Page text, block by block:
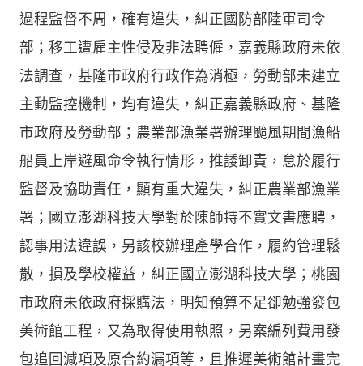
過程監督不周，確有違失，糾正國防部陸軍司令
部；移工遭雇主性侵及非法聘僱，嘉義縣政府未依
法調查，基隆市政府行政作為消極，勞動部未建立
主動監控機制，均有違失，糾正嘉義縣政府、基隆
市政府及勞動部；農業部漁業署辦理颱風期間漁船
船員上岸避風命令執行情形，推諉卸責，怠於履行
監督及協助責任，顯有重大違失，糾正農業部漁業
署；國立澎湖科技大學對於陳師持不實文書應聘，
認事用法違誤，另該校辦理產學合作，履約管理鬆
散，損及學校權益，糾正國立澎湖科技大學；桃園
市政府未依政府採購法，明知預算不足卻勉強發包
美術館工程，又為取得使用執照，另案編列費用發
包追回減項及原合約漏項等，且推遲美術館計畫完